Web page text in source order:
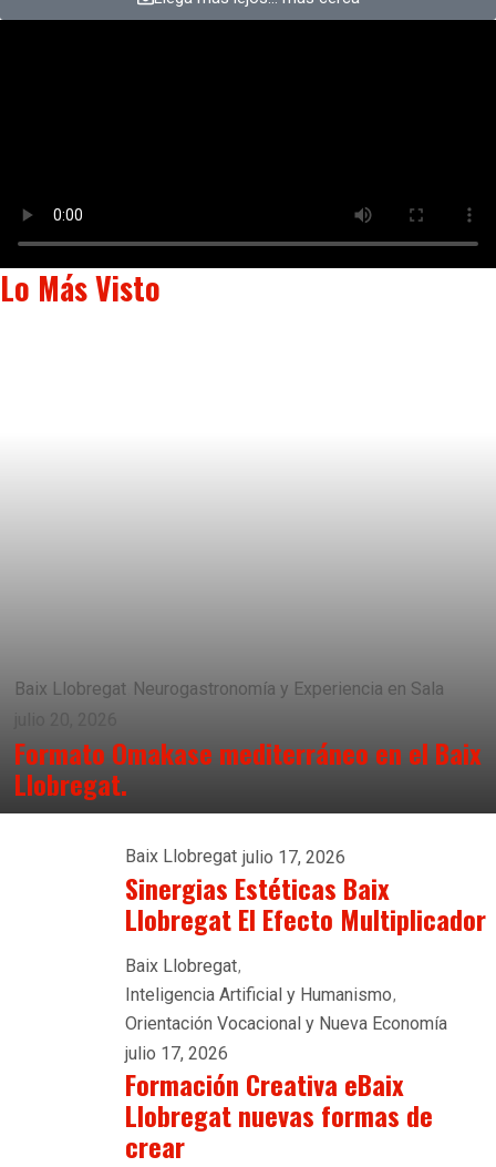
Lo Más Visto
Baix Llobregat Neurogastronomía y Experiencia en Sala
julio 20, 2026
Formato Omakase mediterráneo en el Baix
Llobregat.
Baix Llobregat julio 17, 2026
Sinergias Estéticas Baix
Llobregat El Efecto Multiplicador
Baix Llobregat
Inteligencia Artificial y Humanismo
Orientación Vocacional y Nueva Economía
julio 17, 2026
Formación Creativa eBaix
Llobregat nuevas formas de
crear